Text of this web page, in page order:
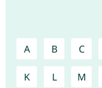
A B C
K L M